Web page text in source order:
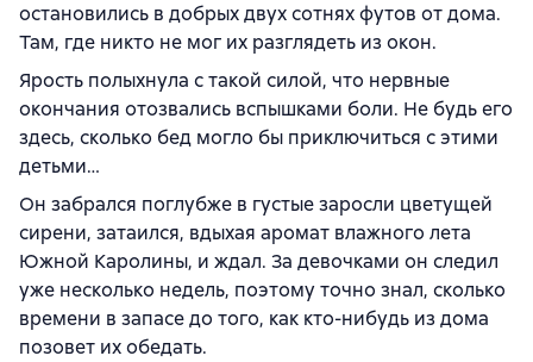
остановились в добрых двух сотнях футов от дома.
Там, где никто не мог их разглядеть из окон.
Ярость полыхнула с такой силой, что нервные
окончания отозвались вспышками боли. Не будь его
здесь, сколько бед могло бы приключиться с этими
детьми…
Он забрался поглубже в густые заросли цветущей
сирени, затаился, вдыхая аромат влажного лета
Южной Каролины, и ждал. За девочками он следил
уже несколько недель, поэтому точно знал, сколько
времени в запасе до того, как кто-нибудь из дома
позовет их обедать.